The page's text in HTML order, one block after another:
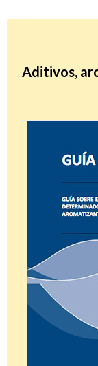
Aditivos,